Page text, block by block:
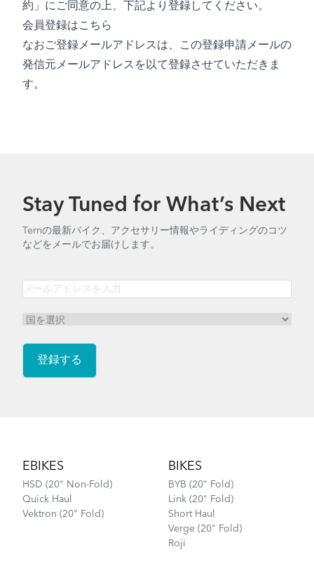
約 」にご同意の上、下記より登録してください。
会員登録はこちら
なおご登録メールアドレスは、この登録申請メールの
発信元メールアドレスを以て登録させていただきま
す。
Stay Tuned for What’s Next
Ternの最新バイク、アクセサリー情報やライディングのコツ
などをメールでお届けします。
EBIKES
HSD (20" Non-Fold)
Quick Haul
Vektron (20" Fold)
BIKES
BYB (20" Fold)
Link (20" Fold)
Short Haul
Verge (20" Fold)
Roji